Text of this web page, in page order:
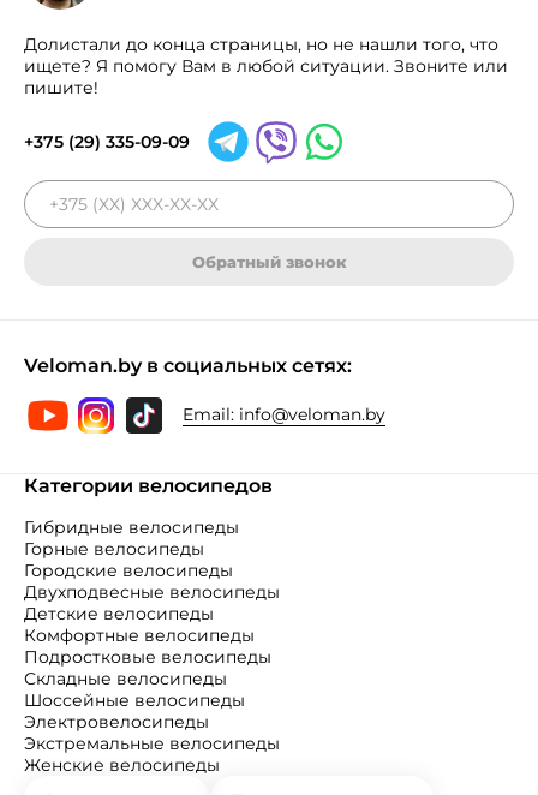
Долистали до конца страницы, но не нашли того, что
ищете? Я помогу Вам в любой ситуации. Звоните или
пишите!
+375 (29) 335-09-09
Обратный звонок
Veloman.by в социальных сетях:
Email: info@veloman.by
Категории велосипедов
Гибридные велосипеды
Горные велосипеды
Городские велосипеды
Двухподвесные велосипеды
Детские велосипеды
Комфортные велосипеды
Подростковые велосипеды
Складные велосипеды
Шоссейные велосипеды
Электровелосипеды
Экстремальные велосипеды
Женские велосипеды